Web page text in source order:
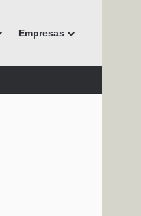
Empresas